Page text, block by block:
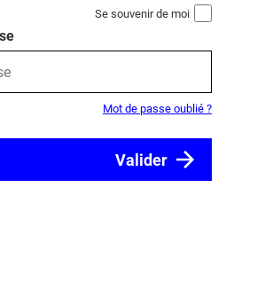
Se souvenir de moi
Mot de passe oublié ?